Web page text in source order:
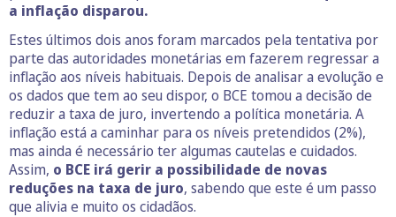
a inflação disparou.
Estes últimos dois anos foram marcados pela tentativa por
parte das autoridades monetárias em fazerem regressar a
inflação aos níveis habituais. Depois de analisar a evolução e
os dados que tem ao seu dispor, o BCE tomou a decisão de
reduzir a taxa de juro, invertendo a política monetária. A
inflação está a caminhar para os níveis pretendidos (2%),
mas ainda é necessário ter algumas cautelas e cuidados.
Assim, o BCE irá gerir a possibilidade de novas
reduções na taxa de juro, sabendo que este é um passo
que alivia e muito os cidadãos.